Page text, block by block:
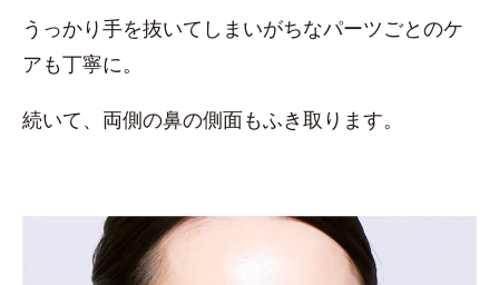
うっかり手を抜いてしまいがちなパーツごとのケ
アも丁寧に。
続いて、両側の鼻の側面もふき取ります。